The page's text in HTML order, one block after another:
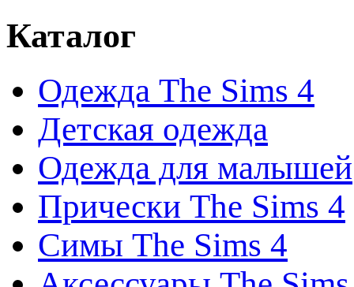
Каталог
Одежда The Sims 4
Детская одежда
Одежда для малышей
Прически The Sims 4
Симы The Sims 4